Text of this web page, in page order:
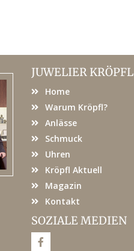
JUWELIER KRÖPFL
Home
Warum Kröpfl?
Anlässe
Schmuck
Uhren
Kröpfl Aktuell
Magazin
Kontakt
SOZIALE MEDIEN
F
a